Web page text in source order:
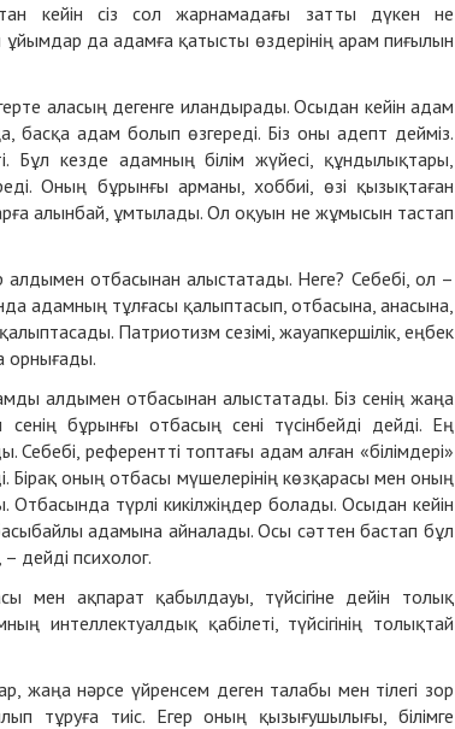
кейін сіз сол жарнамадағы затты дүкен не
ұйымдар да адамға қатысты өздерінің арам пиғылын
аласың дегенге иландырады. Осыдан кейін адам
адам болып өзгереді. Біз оны адепт дейміз.
Бұл кезде адамның білім жүйесі, құндылықтары,
Оның бұрынғы арманы, хоббиі, өзі қызықтаған
алынбай, ұмтылады. Ол оқуын не жұмысын тастап
отбасынан алыстатады. Неге? Себебі, ол –
адамның тұлғасы қалыптасып, отбасына, анасына,
Патриотизм сезімі, жауапкершілік, еңбек
орнығады.
алдымен отбасынан алыстатады. Біз сенің жаңа
бұрынғы отбасың сені түсінбейді дейді. Ең
Себебі, референтті топтағы адам алған «білімдері»
Бірақ оның отбасы мүшелерінің көзқарасы мен оның
түрлі кикілжіңдер болады. Осыдан кейін
адамына айналады. Осы сәттен бастап бұл
дейді психолог.
мен ақпарат қабылдауы, түйсігіне дейін толық
қабілеті, түйсігінің толықтай
нәрсе үйренсем деген талабы мен тілегі зор
тұруға тиіс. Егер оның қызығушылығы, білімге